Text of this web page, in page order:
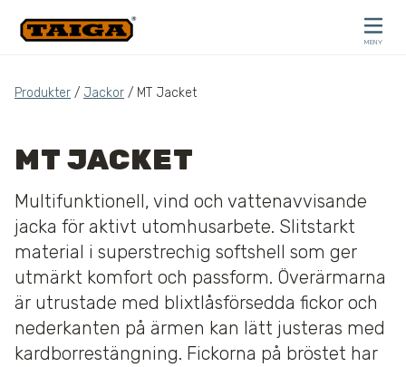
MENY
Produkter / Jackor / MT Jacket
MT JACKET
Multifunktionell, vind och vattenavvisande
jacka för aktivt utomhusarbete. Slitstarkt
material i superstrechig softshell som ger
utmärkt komfort och passform. Överärmarna
är utrustade med blixtlåsförsedda fickor och
nederkanten på ärmen kan lätt justeras med
kardborrestängning. Fickorna på bröstet har